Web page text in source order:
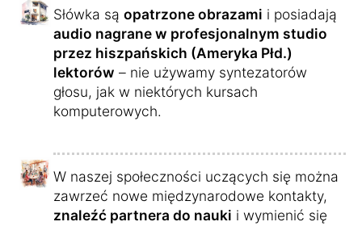
Słówka są opatrzone obrazami i posiadają
audio nagrane w profesjonalnym studio
przez hiszpańskich (Ameryka Płd.)
lektorów – nie używamy syntezatorów
głosu, jak w niektórych kursach
komputerowych.
W naszej społeczności uczących się można
zawrzeć nowe międzynarodowe kontakty,
znaleźć partnera do nauki i wymienić się